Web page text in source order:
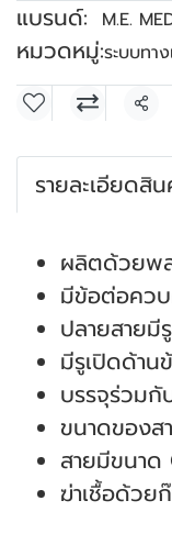
แบรนด์:
M.E.
หมวดหมู่:ระบบทา
แชร์
รายละเอียดสิน
ผลิตด้วยพ
มีข้อต่อคว
ปลายสาย
มีรูเปิดด้าน
บรรจุร่วม
ขนาดของส
สายมีขนาด
ฆ่าเชื้อด้วย